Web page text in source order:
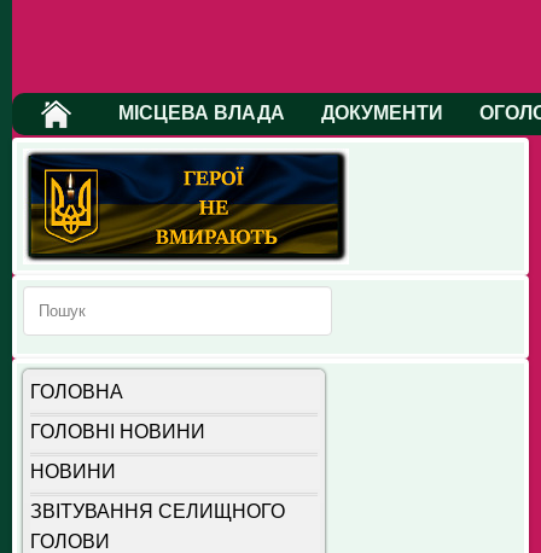
МІСЦЕВА ВЛАДА ДОКУМЕНТИ
ГОЛОВНА
ГОЛОВНІ НОВИНИ
НОВИНИ
ЗВІТУВАННЯ СЕЛИЩНОГО
ГОЛОВИ